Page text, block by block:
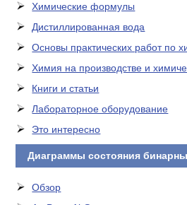
Химические формулы
Дистиллированная вода
Основы практических работ по
Химия на производстве и
Книги и статьи
Лабораторное оборудование
Это интересно
Диаграммы состояния
Обзор